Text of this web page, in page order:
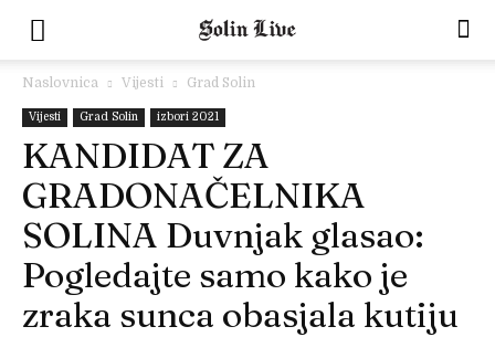
Naslovnica Vijesti Grad Solin
Vijesti Grad Solin izbori 2021
KANDIDAT ZA
GRADONAČELNIKA
SOLINA Duvnjak glasao:
Pogledajte samo kako je
zraka sunca obasjala kutiju